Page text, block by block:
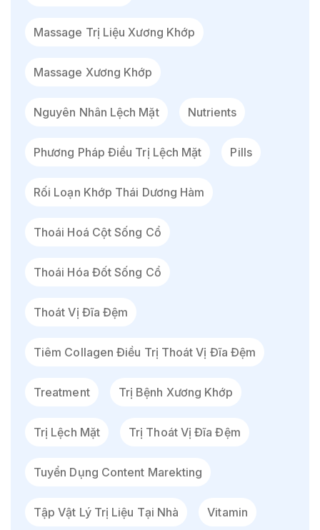
Massage Trị Liệu Xương Khớp
Massage Xương Khớp
Nguyên Nhân Lệch Mặt Nutrients
Phương Pháp Điều Trị Lệch Mặt Pills
Rối Loạn Khớp Thái Dương Hàm
Thoái Hoá Cột Sống Cổ
Thoái Hóa Đốt Sống Cổ
Thoát Vị Đĩa Đệm
Tiêm Collagen Điều Trị Thoát Vị Đĩa Đệm
Treatment Trị Bệnh Xương Khớp
Trị Lệch Mặt Trị Thoát Vị Đĩa Đệm
Tuyển Dụng Content Marekting
Tập Vật Lý Trị Liệu Tại Nhà Vitamin